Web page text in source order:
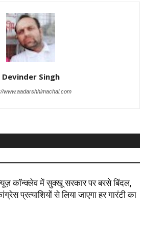
Devinder Singh
www.aadarshhimachal.com
कॉन्क्लेव में सुक्खू सरकार पर बरसे बिंदल,
प्रत्याशियों से लिया जाएगा हर गारंटी का